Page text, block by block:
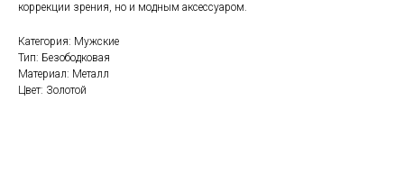
коррекции зрения, но и модным аксессуаром.
Категория: Мужские
Тип: Безободковая
Материал: Металл
Цвет: Золотой